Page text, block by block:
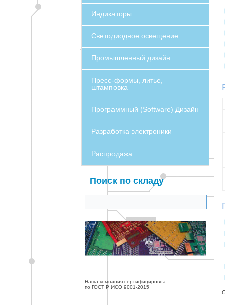
Индикаторы
Светодиодное освещение
Промышленный дизайн
Пресс-формы, литье,
штамповка
Программный (Software) Дизайн
Разработка электроники
Распродажа
Поиск по складу
Наша компания сертифицировна
по ГОСТ Р ИСО 9001-2015